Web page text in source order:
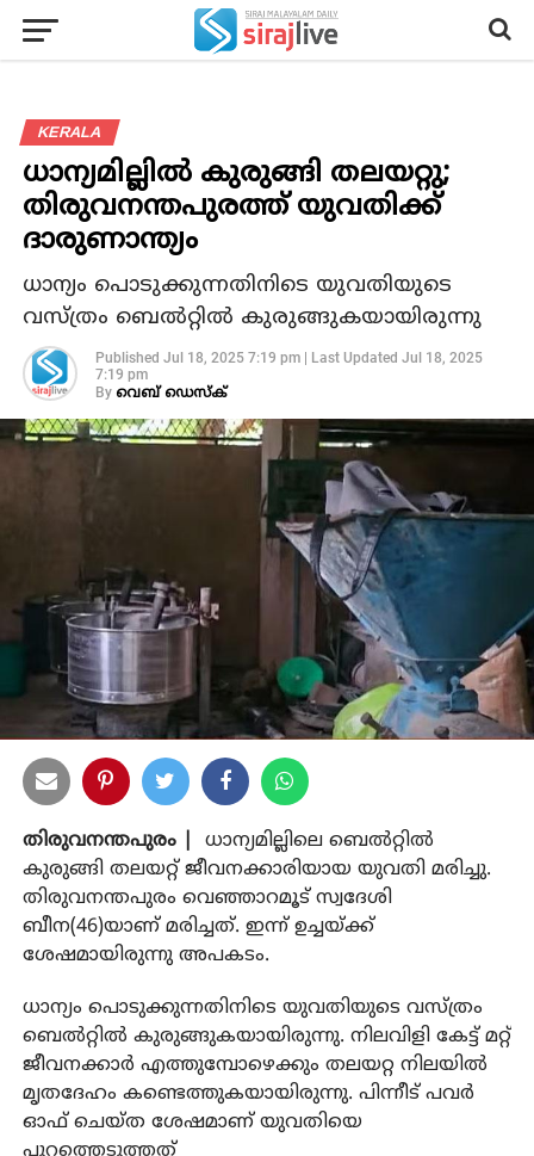
KERALA
ധാന്യമില്ലില്‍ കുരുങ്ങി തലയറ്റു;
തിരുവനന്തപുരത്ത് യുവതിക്ക്
ദാരുണാന്ത്യം
ധാന്യം പൊടുക്കുന്നതിനിടെ യുവതിയുടെ
വസ്ത്രം ബെല്‍റ്റില്‍ കുരുങ്ങുകയായിരുന്നു
Published Jul 18, 2025 7:19 pm| Last Updated Jul 18, 2025
7:19 pm
By വെബ് ഡെസ്‌ക്
തിരുവനന്തപുരം |
ധാന്യമില്ലിലെ ബെല്‍റ്റില്‍
കുരുങ്ങി തലയറ്റ് ജീവനക്കാരിയായ യുവതി മരിച്ചു.
തിരുവനന്തപുരം വെഞ്ഞാറമൂട് സ്വദേശി
ബീന(46)യാണ് മരിച്ചത്. ഇന്ന് ഉച്ചയ്ക്ക്
ശേഷമായിരുന്നു അപകടം.
ധാന്യം പൊടുക്കുന്നതിനിടെ യുവതിയുടെ വസ്ത്രം
ബെല്‍റ്റില്‍ കുരുങ്ങുകയായിരുന്നു. നിലവിളി കേട്ട് മറ്റ്
ജീവനക്കാര്‍ എത്തുമ്പോഴെക്കും തലയറ്റ നിലയില്‍
മൃതദേഹം കണ്ടെത്തുകയായിരുന്നു. പിന്നീട് പവര്‍
ഓഫ് ചെയ്ത ശേഷമാണ് യുവതിയെ
പുറത്തെടുത്തത്